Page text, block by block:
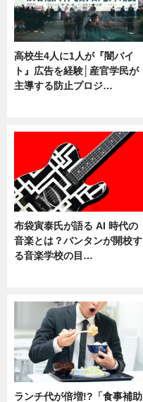
高校生4人に1人が『闇バイ
ト』広告を経験│産官学民が
主導する防止プロジ…
布袋寅泰氏が語る AI 時代の
音楽とは？バンタンが開校す
る音楽学校の目…
ランチ代が倍増!?「食事補助